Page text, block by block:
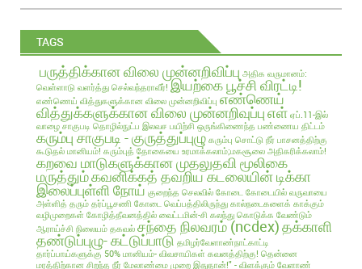
TAGS
பருத்திக்கான விலை முன்னறிவிப்பு அதிக வருமானம்:
வெள்ளாடு வளர்த்து செல்வந்தராவீர்! இயற்கை பூச்சி விரட்டி!
எண்ணெய் வித்துகளுக்கான விலை முன்னறிவிப்பு எண்ணெய்
வித்துக்களுக்கான விலை முன்னறிவுப்புஎள் ஏப்.11-இல்
வாழை சாகுபடி தொழில்நுட்ப இலவச பயிற்சி ஒருங்கிணைந்த பண்ணைய திட்டம்
கரும்பு சாகுபடி - குருத்துப்புழு கரும்பு சொட்டு நீர் பாசனத்திற்கு
கூடுதல் மானியம்! கரும்புத் தோகையை உரமாக்கலாம்;மகசூலை அதிகரிக்கலாம்!
கறவை மாடுகளுக்கான முதலுதவி மூலிகை
மருத்தும்கவனிக்கத் தவறிய கடலையின் டிக்கா
இலைப்புள்ளி நோய் குறைந்த செலவில் கோடை கோடையில் வருவாயை
அள்ளித் தரும் தர்ப்பூசணி கோடை வெப்பத்திலிருந்து கால்நடைகளைக் காக்கும்
வழிமுறைகள் கோழித்தீவனத்தில் வைட்டமின்-சி கலந்து கொடுக்க வேண்டும்
ஆராய்ச்சி நிலையம் தகவல் சந்தை நிலவரம் (ncdex)தக்காளி
தண்டுப்புழு- கட்டுப்பாடு தமிழர்வேளாண்நாட்காட்டி
தார்ப்பாய்களுக்கு 50% மானியம்- விவசாயிகள் கவனத்திற்கு! தென்னை
மரத்திற்கான சிறந்த நீர் மேலாண்மை முறை இதுதான்!" - விளக்கும் வேளாண்